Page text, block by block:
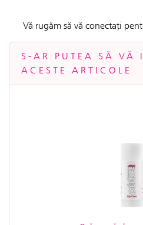
Vă rugăm să vă conectați
S-AR PUTEA SĂ VĂ
ACESTE ARTICOLE